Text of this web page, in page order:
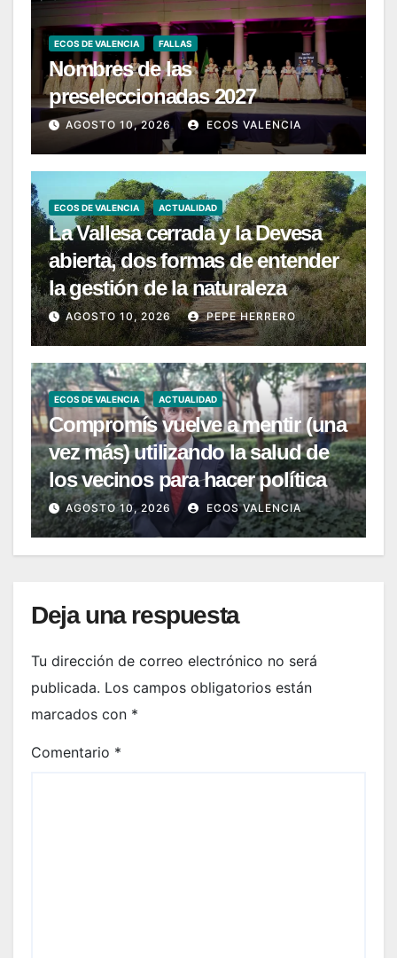
ECOS DE VALENCIA FALLAS
Nombres de las
preseleccionadas 2027
AGOSTO 10, 2026 ECOS VALENCIA
ECOS DE VALENCIA ACTUALIDAD
La Vallesa cerrada y la Devesa
abierta, dos formas de entender
la gestión de la naturaleza
AGOSTO 10, 2026 PEPE HERRERO
ECOS DE VALENCIA ACTUALIDAD
Compromís vuelve a mentir (una
vez más) utilizando la salud de
los vecinos para hacer política
AGOSTO 10, 2026 ECOS VALENCIA
Deja una respuesta
Tu dirección de correo electrónico no será
publicada. Los campos obligatorios están
marcados con *
Comentario *